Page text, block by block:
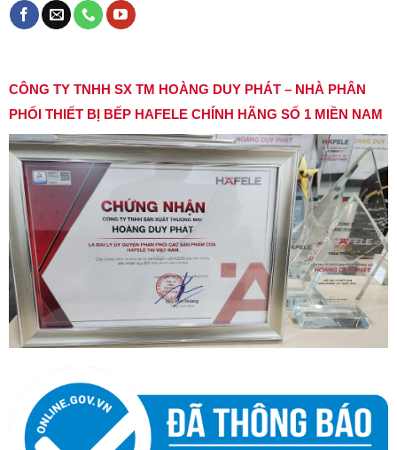
CÔNG TY TNHH SX TM HOÀNG DUY PHÁT – NHÀ PHÂN
PHỐI THIẾT BỊ BẾP HAFELE CHÍNH HÃNG SỐ 1 MIỀN NAM